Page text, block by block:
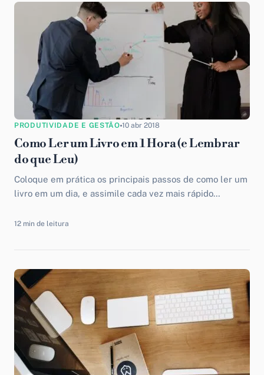
PRODUTIVIDADE E GESTÃO 10 abr 2018
Como Ler um Livro em 1 Hora (e Lembrar
do que Leu)
Coloque em prática os principais passos de como ler um
livro em um dia, e assimile cada vez mais rápido
12 min de leitura